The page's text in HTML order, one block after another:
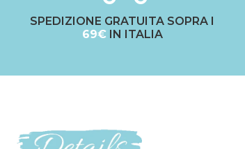
SPEDIZIONE GRATUITA SOPRA I
69€IN ITALIA